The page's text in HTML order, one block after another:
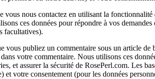
vous nous contactez en utilisant la
ces données pour répondre à vos
facultatives).
vous publiez un commentaire sous un article
votre commentaire. Nous utilisons ces
et assurer la sécurité de RosePerl.com. Les
et votre consentement (pour les données